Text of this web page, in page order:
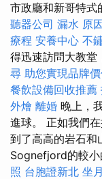
市政廳和新哥特式
聽器公司 漏水 原
療程 安養中心 不
得迅速訪問大教堂
尋 助您實現品牌
餐飲設備回收推薦
外燴 離婚 晚上，
進球。 正如我們
到了高高的岩石和
Sognefjord的較
照 台胞證新北 坐